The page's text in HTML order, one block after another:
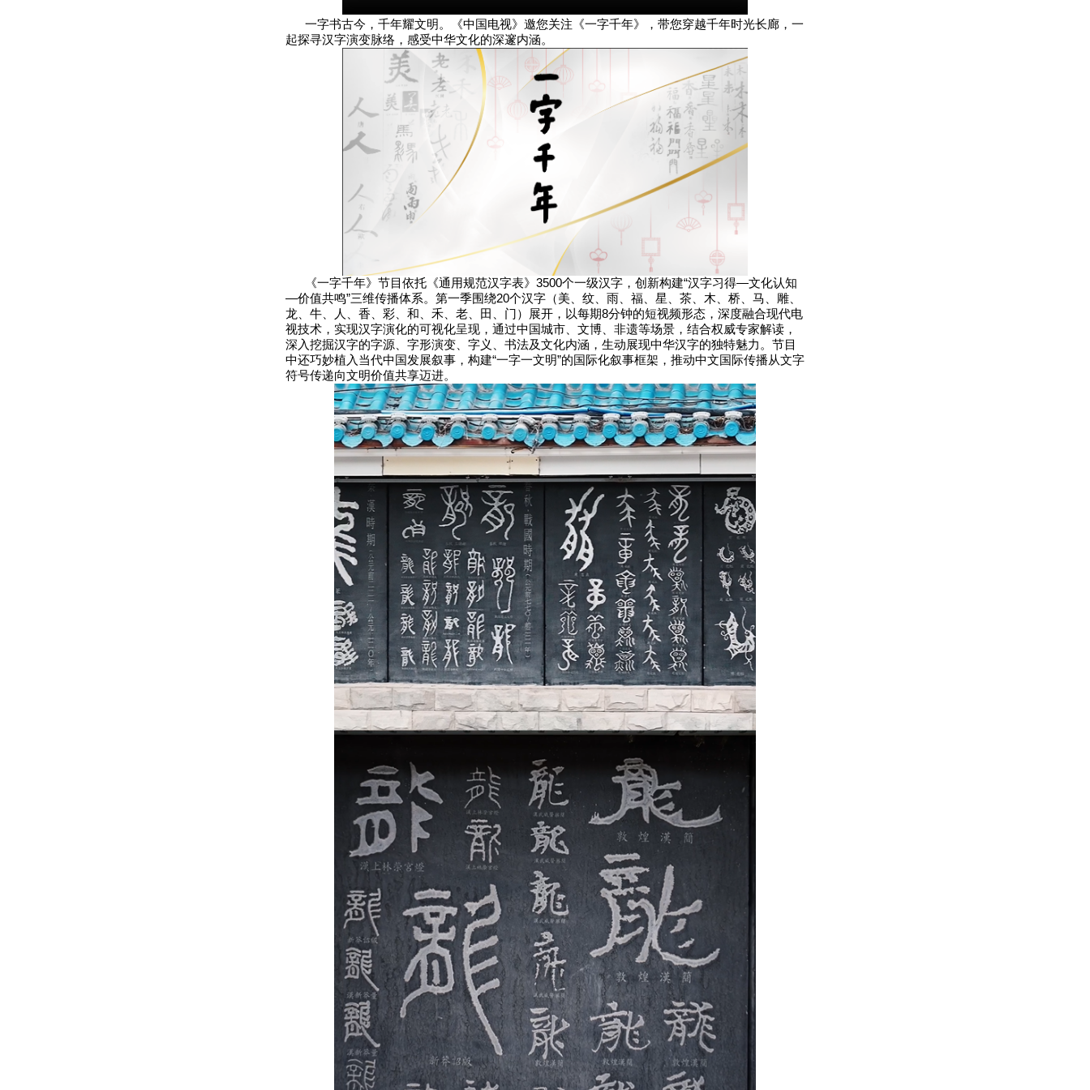
一字书古今，千年耀文明。《中国电视》邀您关注《一字千年》，带您穿越千年时光长廊，一
起探寻汉字演变脉络，感受中华文化的深邃内涵。
《一字千年》节目依托《通用规范汉字表》3500个一级汉字，创新构建“汉字习得—文化认知
—价值共鸣”三维传播体系。第一季围绕20个汉字（美、纹、雨、福、星、茶、木、桥、马、雕、
龙、牛、人、香、彩、和、禾、老、田、门）展开，以每期8分钟的短视频形态，深度融合现代电
视技术，实现汉字演化的可视化呈现，通过中国城市、文博、非遗等场景，结合权威专家解读，
深入挖掘汉字的字源、字形演变、字义、书法及文化内涵，生动展现中华汉字的独特魅力。节目
中还巧妙植入当代中国发展叙事，构建“一字一文明”的国际化叙事框架，推动中文国际传播从文字
符号传递向文明价值共享迈进。